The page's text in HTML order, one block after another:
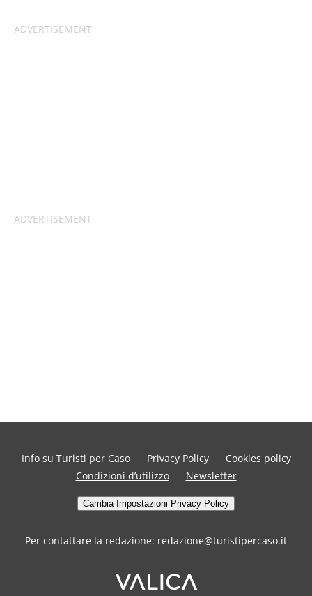
Info su Turisti per Caso Privacy Policy
Cookies policy
Condizioni d’utilizzo
Newsletter
Cambia Impostazioni Privacy Policy
Per contattare la redazione: redazione@turistipercaso.it